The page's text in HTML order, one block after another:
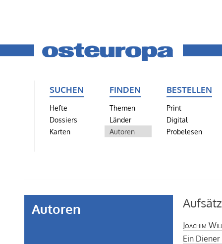
SUCHEN
Hefte
Dossiers
Karten
FINDEN
Themen
Länder
Autoren
BESTELLEN
Print
Digital
Probelesen
Autoren
Joachim
Ein